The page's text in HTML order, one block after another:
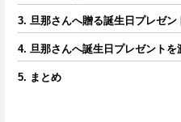
3. 旦那さんへ贈る誕生日プレゼン
4. 旦那さんへ誕生日プレゼントを
5. まとめ